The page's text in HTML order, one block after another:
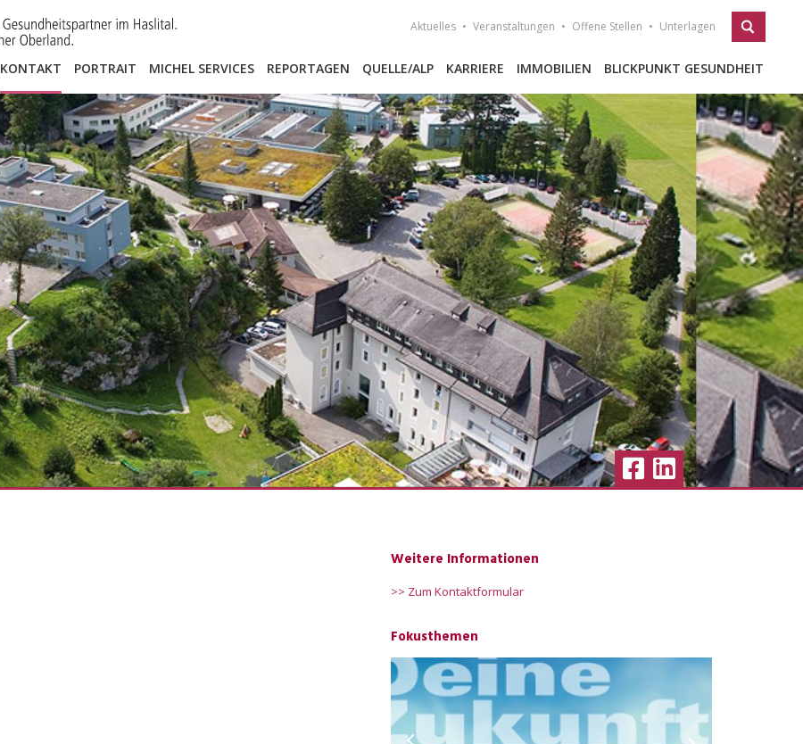
Aktuelles Veranstaltungen Offene Stellen Unterlagen
KONTAKT PORTRAIT MICHEL SERVICES REPORTAGEN QUELLE/ALP KARRIERE IMMOBILIEN BLICKPUNKT GESUNDHEIT
Weitere Informationen
>> Zum Kontaktformular
Fokusthemen